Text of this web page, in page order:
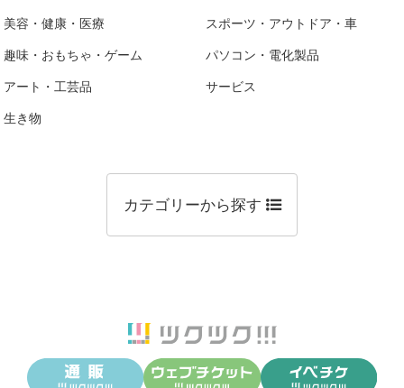
美容・健康・医療 スポーツ・アウトドア・車
趣味・おもちゃ・ゲーム パソコン・電化製品
アート・工芸品 サービス
生き物
カテゴリーから探す